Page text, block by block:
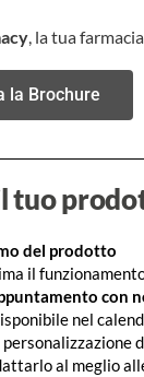
, la tua
la Brochure
tuo
del prodotto
il
con
nel
al meglio